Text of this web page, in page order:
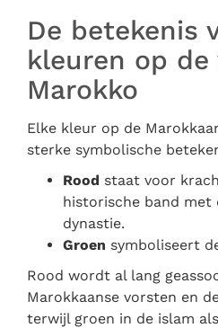
De betekenis
kleuren op de
Marokko
Elke kleur op de
sterke symbolische
Rood staat voor
historische band met
dynastie.
Groen symboliseert
Rood wordt al lang
Marokkaanse vorsten en
terwijl groen in de islam